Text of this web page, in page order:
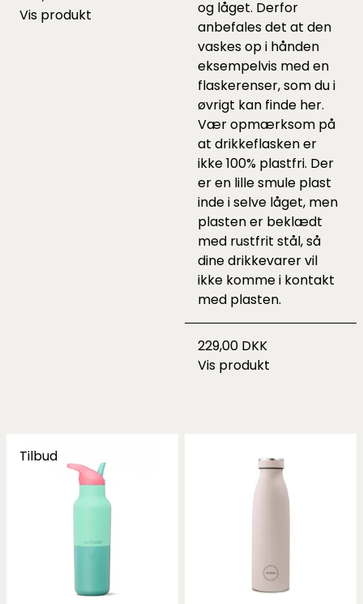
Vis produkt
og låget. Derfor
anbefales det at den
vaskes op i hånden
eksempelvis med en
flaskerenser, som du i
øvrigt kan finde her.
Vær opmærksom på
at drikkeflasken er
ikke 100% plastfri. Der
er en lille smule plast
inde i selve låget, men
plasten er beklædt
med rustfrit stål, så
dine drikkevarer vil
ikke komme i kontakt
med plasten.
229,00 DKK
Vis produkt
Tilbud